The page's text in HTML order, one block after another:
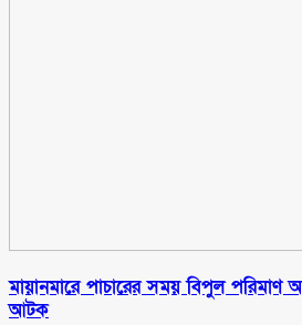
মায়ানমারে পাচারের সময় বিপুল পরিমাণ
আটক